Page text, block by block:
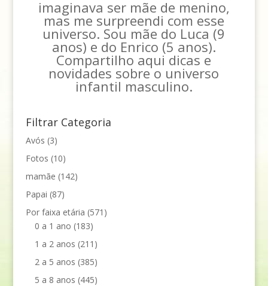
imaginava ser mãe de menino,
mas me surpreendi com esse
universo. Sou mãe do Luca (9
anos) e do Enrico (5 anos).
Compartilho aqui dicas e
novidades sobre o universo
infantil masculino.
Filtrar Categoria
Avós (3)
Fotos (10)
mamãe (142)
Papai (87)
Por faixa etária (571)
0 a 1 ano (183)
1 a 2 anos (211)
2 a 5 anos (385)
5 a 8 anos (445)